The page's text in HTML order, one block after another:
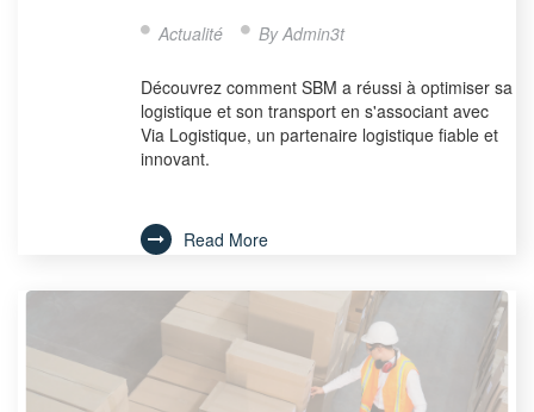
Actualité ByAdmin3t
Découvrez comment SBM a réussi à optimiser sa
logistique et son transport en s'associant avec
Via Logistique, un partenaire logistique fiable et
innovant.
Read More